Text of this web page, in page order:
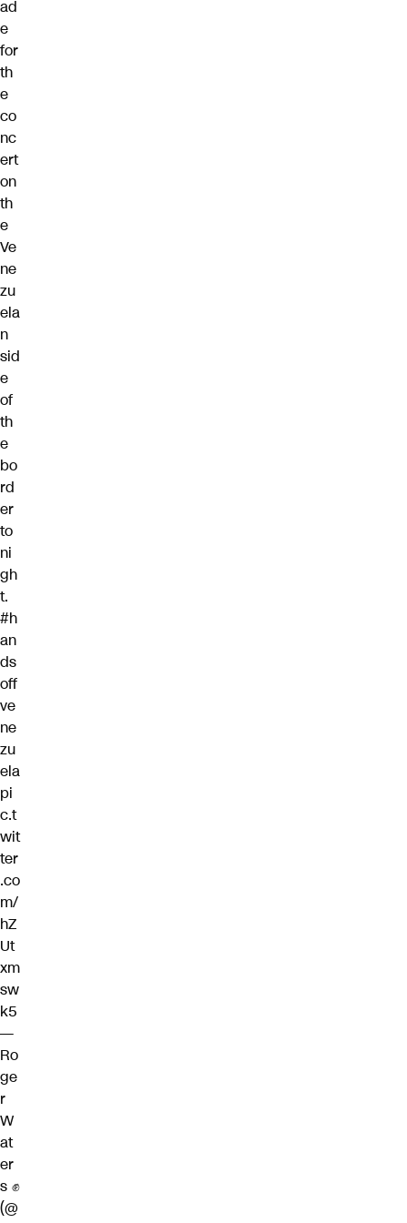
ad
e
for
th
e
co
nc
ert
on
th
e
Ve
ne
zu
ela
n
sid
e
of
th
e
bo
rd
er
to
ni
gh
t.
#h
an
ds
off
ve
ne
zu
ela
pi
c.t
wit
ter
.co
m/
hZ
Ut
xm
sw
k5
—
Ro
ge
r
W
at
er
s ✊
(@